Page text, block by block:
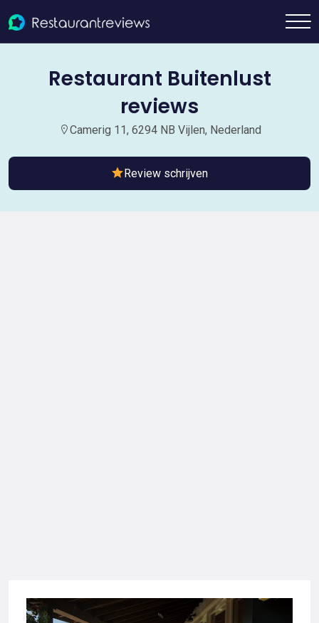
Restaurant Buitenlust
reviews
Camerig 11, 6294 NB Vijlen, Nederland
Review schrijven